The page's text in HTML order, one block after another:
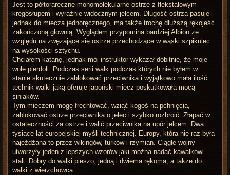
Jest to półtoraręczne monomolekularne ostrze z flekstalowym
kręgosłupem i wyraźnie widocznym jelcem. Długość ostrza pasuje
jednak do miecza jednoręcznego, ma także trochę dłuższą rękojeść
zakończoną głownią. Wyglądem przypomina bardziej Albion ze
względu na zwężające się ostrze przechodzące w wąski szpikulec
na wysokości sztychu.
Chciałem katanę, jednak mój instruktor wykazał dobitnie, że moje
wole pierdoli. Podczas serii walk podczas których nie byłem w
stanie skutecznie zablokować przeciwnika i wyjątkowo mała ilość
technik walki jaką oferuje japoński miecz poskutkowała mocą
siniaków.
Tym mieczem mogę frechtować, wziąć kogoś na pchnięcia,
zablokować ostrze przeciwnika o jelec i szybko rozbroić. Złapać w
ostateczności za ostrze i walić przeciwnika na upór jelcem. Dwa
tysiące lat europejskiej myśli technicznej. Europy, która nie raz była
najeżdżana to przez wikingów, turków i rzymian. Ciągłe wojny
utworzyły jeden z lepszych wzorów jaki można nadać kawałkowi
stali. Dobry do walki pieszo, jedną i dwiema rękoma, a także do
walki z wierzchowca.